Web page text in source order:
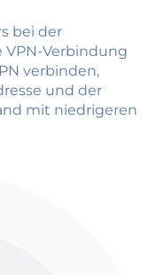
bei der
VPN-Verbindung
verbinden,
und der
mit niedrigeren